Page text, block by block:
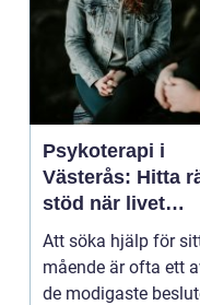
Psykoterapi i
Västerås: Hitta
stöd när livet
skaver
Att söka hjälp för
mående är ofta ett
de modigaste